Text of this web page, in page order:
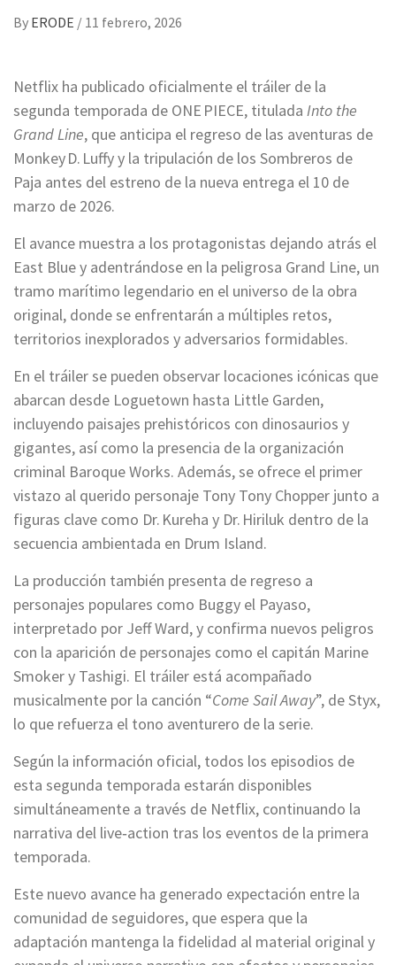
By ERODE / 11 febrero, 2026
Netflix ha publicado oficialmente el tráiler de la
segunda temporada de ONE PIECE, titulada Into the
Grand Line, que anticipa el regreso de las aventuras de
Monkey D. Luffy y la tripulación de los Sombreros de
Paja antes del estreno de la nueva entrega el 10 de
marzo de 2026.
El avance muestra a los protagonistas dejando atrás el
East Blue y adentrándose en la peligrosa Grand Line, un
tramo marítimo legendario en el universo de la obra
original, donde se enfrentarán a múltiples retos,
territorios inexplorados y adversarios formidables.
En el tráiler se pueden observar locaciones icónicas que
abarcan desde Loguetown hasta Little Garden,
incluyendo paisajes prehistóricos con dinosaurios y
gigantes, así como la presencia de la organización
criminal Baroque Works. Además, se ofrece el primer
vistazo al querido personaje Tony Tony Chopper junto a
figuras clave como Dr. Kureha y Dr. Hiriluk dentro de la
secuencia ambientada en Drum Island.
La producción también presenta de regreso a
personajes populares como Buggy el Payaso,
interpretado por Jeff Ward, y confirma nuevos peligros
con la aparición de personajes como el capitán Marine
Smoker y Tashigi. El tráiler está acompañado
musicalmente por la canción “Come Sail Away”, de Styx,
lo que refuerza el tono aventurero de la serie.
Según la información oficial, todos los episodios de
esta segunda temporada estarán disponibles
simultáneamente a través de Netflix, continuando la
narrativa del live‑action tras los eventos de la primera
temporada.
Este nuevo avance ha generado expectación entre la
comunidad de seguidores, que espera que la
adaptación mantenga la fidelidad al material original y